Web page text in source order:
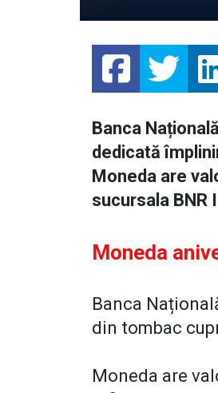
Banca
dedicată
Moneda are
sucursala BNR
Moneda
Banca
din tombac
Moneda are